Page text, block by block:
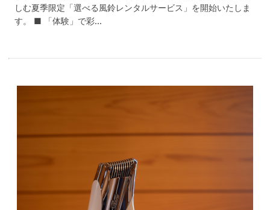
しむ夏季限定「選べる風鈴レンタルサービス」を開始いたしま
す。 ■ 「体験」で彩...